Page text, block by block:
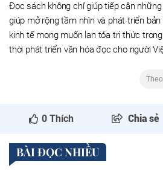
Đọc sách không chỉ giúp tiếp cận
giúp mở rộng tầm nhìn và phát triển
kinh tế mong muốn lan tỏa tri thức
thời phát triển văn hóa đọc cho người
Theo
0 Thích Chia sẻ
BÀI ĐỌC NHIỀU